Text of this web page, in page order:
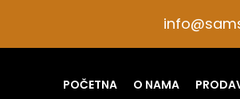
POČETNA O NAMA